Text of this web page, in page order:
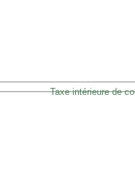
Taxe intérieure de